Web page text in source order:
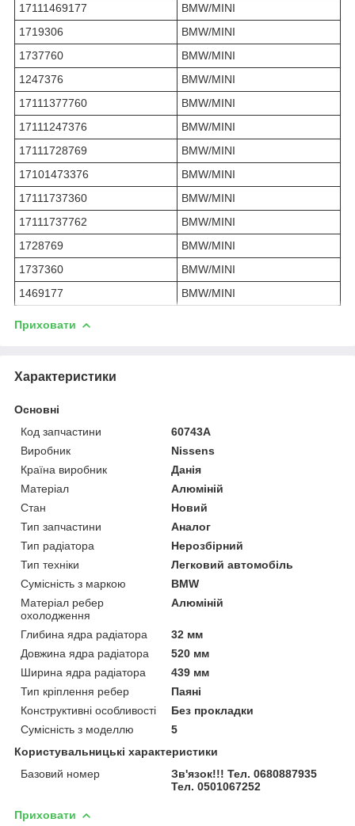
17111469177
BMW/MINI
1719306
BMW/MINI
1737760
BMW/MINI
1247376
BMW/MINI
17111377760
BMW/MINI
17111247376
BMW/MINI
17111728769
BMW/MINI
17101473376
BMW/MINI
17111737360
BMW/MINI
17111737762
BMW/MINI
1728769
BMW/MINI
1737360
BMW/MINI
1469177
BMW/MINI
Приховати
Характеристики
Основні
Код запчастини
60743A
Виробник
Nissens
Країна виробник
Данія
Матеріал
Алюміній
Стан
Новий
Тип запчастини
Аналог
Тип радіатора
Нерозбірний
Тип техніки
Легковий автомобіль
Сумісність з маркою
BMW
Матеріал ребер
охолодження
Алюміній
Глибина ядра радіатора
32 мм
Довжина ядра радіатора
520 мм
Ширина ядра радіатора
439 мм
Тип кріплення ребер
Паяні
Конструктивні особливості
Без прокладки
Сумісність з моделлю
5
Користувальницькі характеристики
Базовий номер
Зв'язок!!! Тел. 0680887935
Тел. 0501067252
Приховати